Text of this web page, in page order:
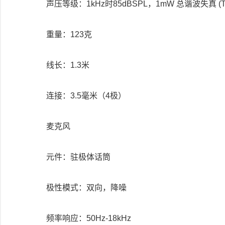
声压等级：1kHz时85dBSPL，1mW 总谐波失真
重量：123克
线长：1.3米
连接：3.5毫米（4极）
麦克风
元件：驻极体话筒
极性模式：双向，降噪
频率响应：50Hz-18kHz